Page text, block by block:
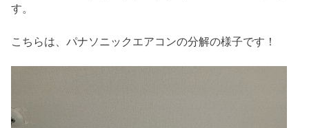
す。
こちらは、パナソニックエアコンの分解の様子です！